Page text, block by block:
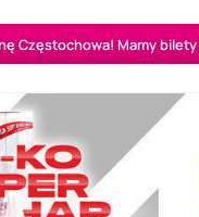
Częstochowa! Mamy